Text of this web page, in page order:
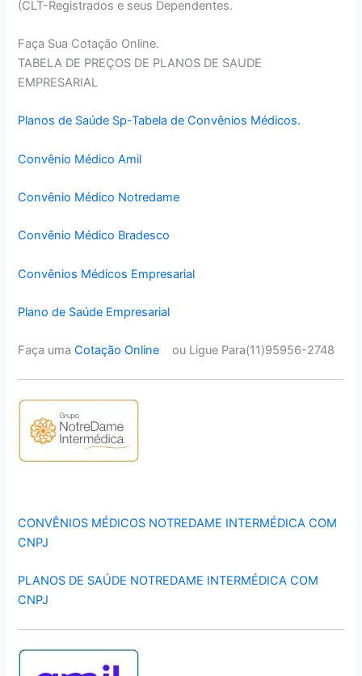
(CLT-Registrados e seus Dependentes.
Faça Sua Cotação Online.
TABELA DE PREÇOS DE PLANOS DE SAUDE
EMPRESARIAL
Planos de Saúde Sp-Tabela de Convênios Médicos.
Convênio Médico Amil
Convênio Médico Notredame
Convênio Médico Bradesco
Convênios Médicos Empresarial
Plano de Saúde Empresarial
Faça umaCotação Online ou Ligue Para(11)95956-2748
CONVÊNIOS MÉDICOS NOTREDAME INTERMÉDICA COM
CNPJ
PLANOS DE SAÚDE NOTREDAME INTERMÉDICA COM
CNPJ